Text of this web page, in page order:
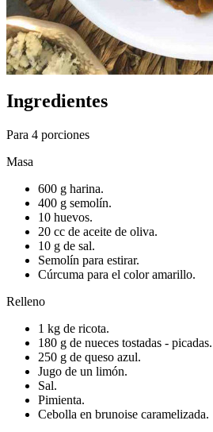
Ingredientes
Para 4 porciones
Masa
600 g harina.
400 g semolín.
10 huevos.
20 cc de aceite de oliva.
10 g de sal.
Semolín para estirar.
Cúrcuma para el color amarillo.
Relleno
1 kg de ricota.
180 g de nueces tostadas - picadas.
250 g de queso azul.
Jugo de un limón.
Sal.
Pimienta.
Cebolla en brunoise caramelizada.